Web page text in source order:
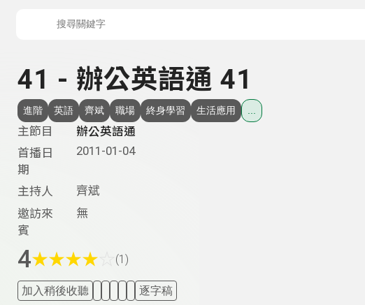
41 - 辦公英語通 41
進階 英語 齊斌 職場 終身學習 生活應用
主節目
辦公英語通
首播日
期
2011-01-04
主持人
齊斌
邀訪來
賓
無
4★★★★ (1)
加入稍後收聽 逐字稿